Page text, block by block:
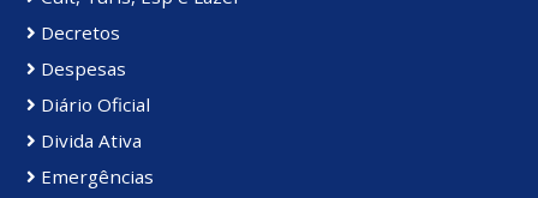
Decretos
Despesas
Diário Oficial
Divida Ativa
Emergências